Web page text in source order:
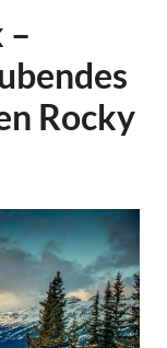
–
Rocky